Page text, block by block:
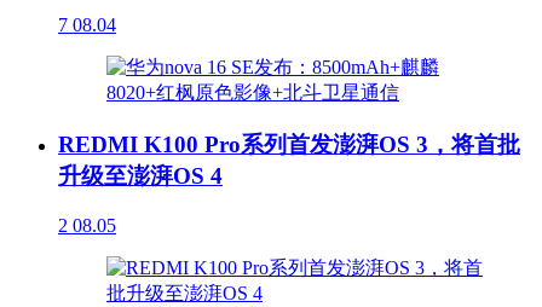
7 08.04
REDMI K100 Pro系列首发澎湃OS 3，将首批
升级至澎湃OS 4
2 08.05